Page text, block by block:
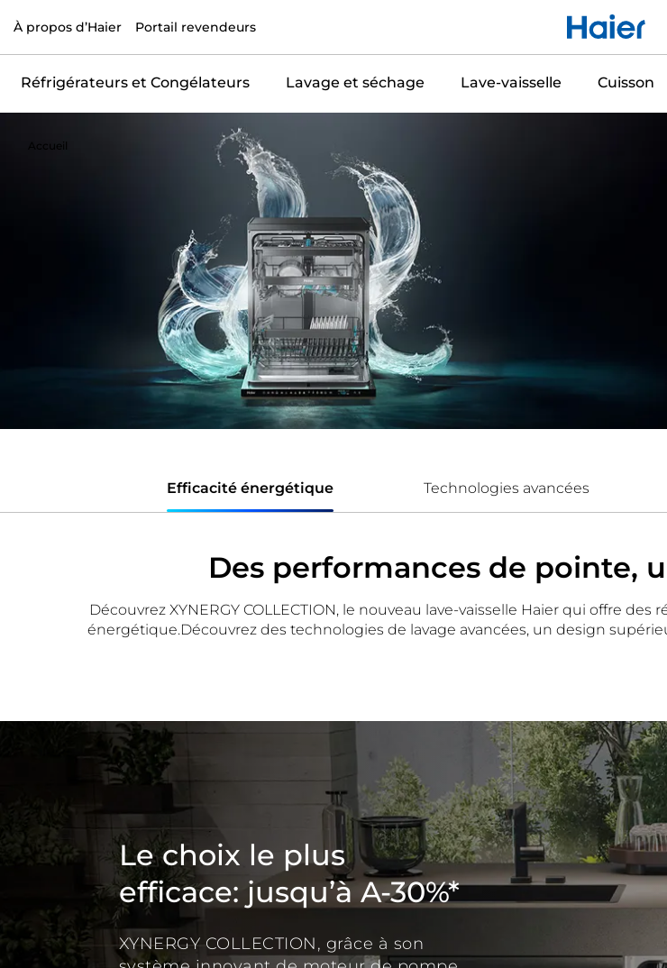
À propos d’Haier Portail revendeurs
Réfrigérateurs et Congélateurs Lavage et séchage Lave-vaisselle Cuisson
Accueil
Efficacité énergétique Technologies avancées
Des performances de pointe,
Découvrez XYNERGY COLLECTION, le nouveau lave-vaisselle Haier qui offre
énergétique.Découvrez des technologies de lavage avancées, un design
Le choix le plus
efficace: jusqu’à A-30%*
XYNERGY COLLECTION, grâce à son